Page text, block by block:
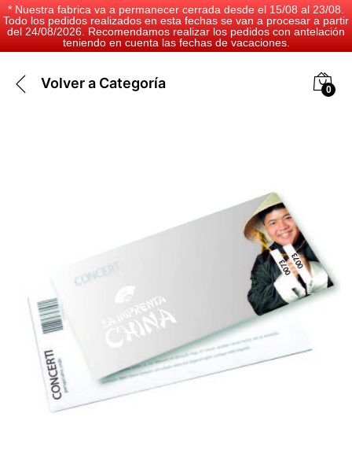
* Nuestra fabrica va a permanecer cerrada desde el 15/08 al 23/08.
Todo los pedidos realizados en esta fechas se van a procesar a partir
del 24/08/2026. Recomendamos realizar los pedidos con antelación
teniendo en cuenta las fechas de vacaciones.
Volver a Categoría 0